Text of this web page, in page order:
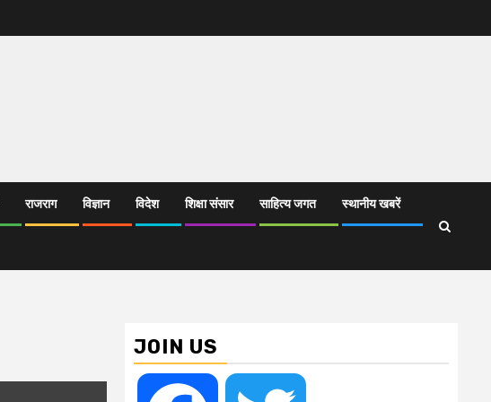
राजराग विज्ञान विदेश शिक्षा संसार साहित्य जगत स्थानीय खबरें
JOIN US